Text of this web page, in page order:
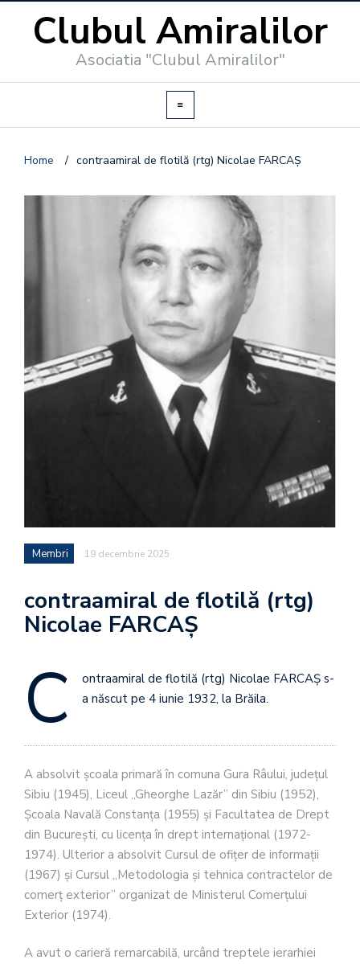
Clubul Amiralilor
Asociatia "Clubul Amiralilor"
Home / contraamiral de flotilă (rtg) Nicolae FARCAȘ
Membri 19 decembrie 2025
contraamiral de flotilă (rtg)
Nicolae FARCAȘ
C
ontraamiral de flotilă (rtg) Nicolae FARCAȘ s-
a născut pe 4 iunie 1932, la Brăila.
A absolvit şcoala primară în comuna Gura Râului, judeţul
Sibiu (1945), Liceul „Gheorghe Lazăr” din Sibiu (1952),
Şcoala Navală Constanţa (1955) şi Facultatea de Drept
din Bucureşti, cu licenţa în drept internaţional (1972-
1974). Ulterior a absolvit Cursul de ofiţer de informaţii
(1967) şi Cursul „Metodologia şi tehnica contractelor de
comerţ exterior” organizat de Ministerul Comerţului
Exterior (1974).
A avut o carieră remarcabilă, urcând treptele ierarhiei